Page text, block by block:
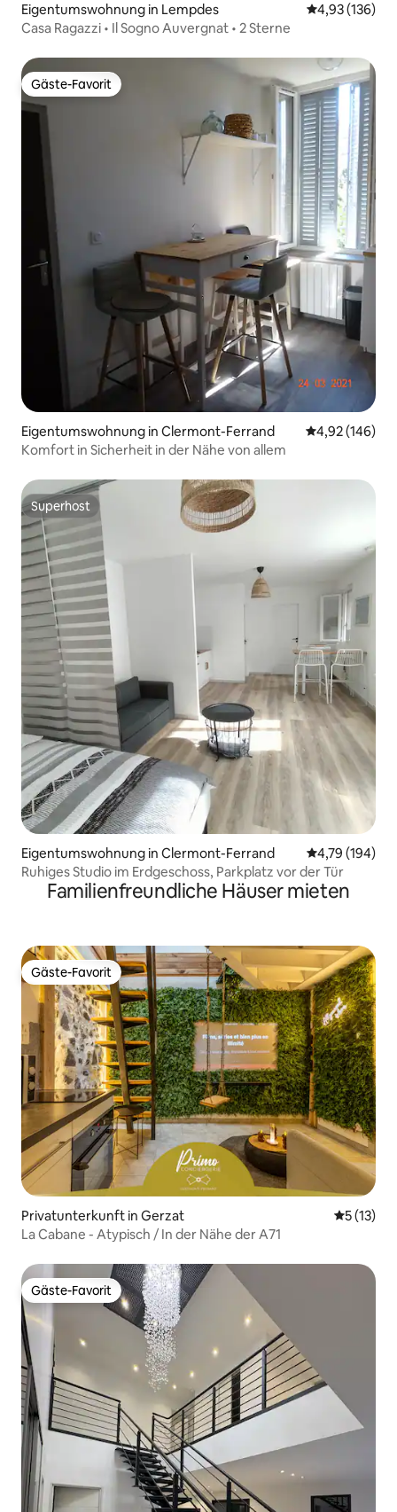
Eigentumswohnung in Lempdes
4,93 (136)
Casa Ragazzi • Il Sogno Auvergnat • 2 Sterne
Gäste-Favorit
Gäste-Favorit
Eigentumswohnung in Clermont-Ferrand
4,92 (146)
Komfort in Sicherheit in der Nähe von allem
Superhost
Superhost
Eigentumswohnung in Clermont-Ferrand
4,79 (194)
Ruhiges Studio im Erdgeschoss, Parkplatz vor der Tür
Familienfreundliche Häuser mieten
Gäste-Favorit
Gäste-Favorit
Privatunterkunft in Gerzat
5 (13)
La Cabane - Atypisch / In der Nähe der A71
Gäste-Favorit
Gäste-Favorit